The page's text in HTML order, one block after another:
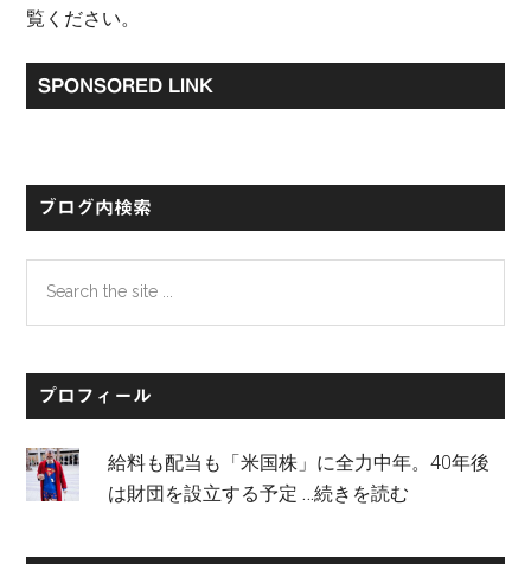
覧ください。
最
サ
イ
ド
ー
SPONSORED LINK
ブログ内検索
the
プロフィール
給料も配当も「米国株」に全力中年。40年後
は財団を設立する予定…続きを読む